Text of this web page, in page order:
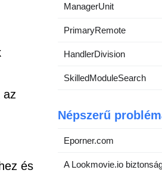
az
és
ManagerUnit
PrimaryRemote
HandlerDivision
SkilledModuleSearch
Népszerű
Eporner.com
A Lookmovie.io